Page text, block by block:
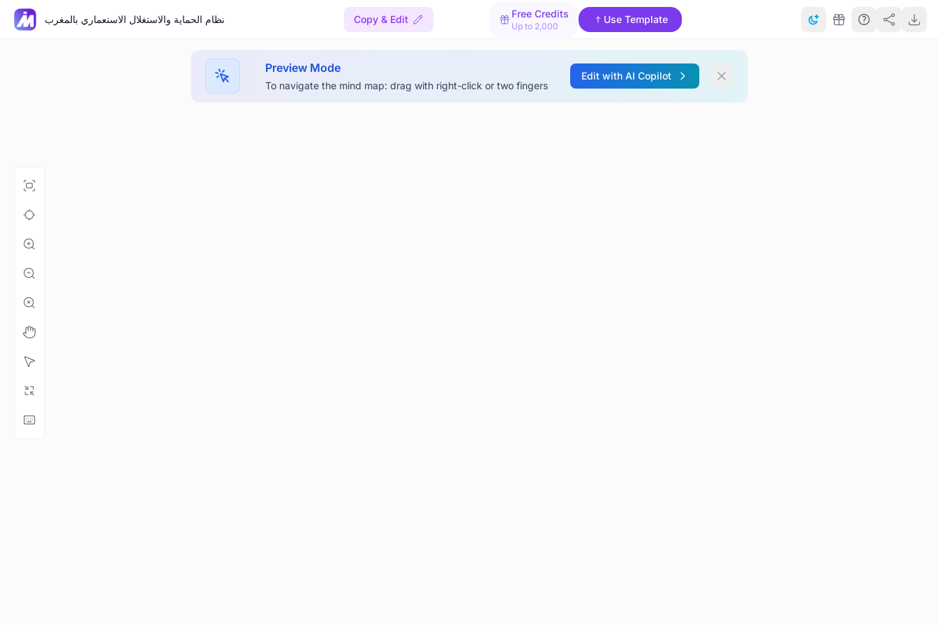
نظام الحماية والاستغلال الاستعماري بالمغرب Copy & Edit Free Credits
Up to 2,000
Use Template
Preview Mode
To navigate the mind map: drag with right-click or two fingers
Edit with AI Copilot